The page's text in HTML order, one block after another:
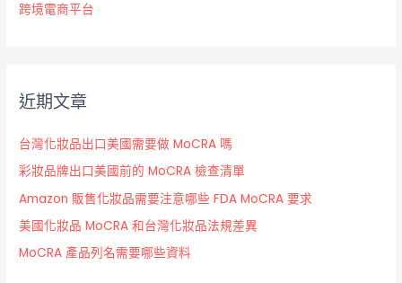
跨境電商平台
近期文章
台灣化妝品出口美國需要做 MoCRA 嗎
彩妝品牌出口美國前的 MoCRA 檢查清單
Amazon 販售化妝品需要注意哪些 FDA MoCRA 要求
美國化妝品 MoCRA 和台灣化妝品法規差異
MoCRA 產品列名需要哪些資料